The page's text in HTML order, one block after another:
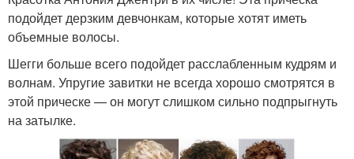
подойдет дерзким девчонкам, которые хотят иметь
объемные волосы.
Шегги больше всего подойдет расслабленным кудрям и
волнам. Упругие завитки не всегда хорошо смотрятся в
этой прическе — он могут слишком сильно подпрыгнуть
на затылке.